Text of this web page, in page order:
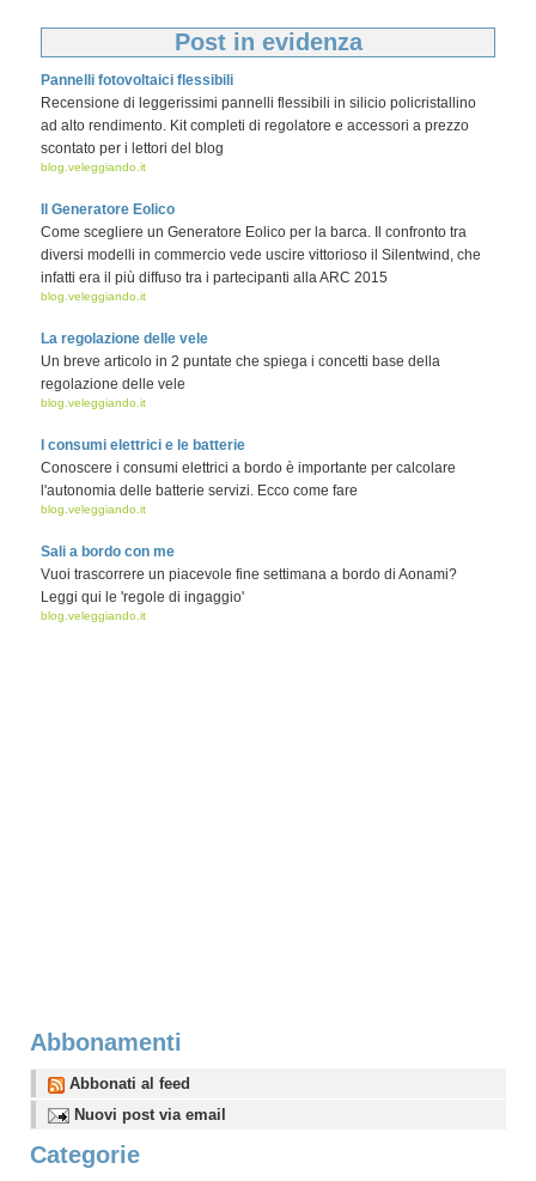
Post in evidenza
Pannelli fotovoltaici flessibili
Recensione di leggerissimi pannelli flessibili in silicio policristallino
ad alto rendimento. Kit completi di regolatore e accessori a prezzo
scontato per i lettori del blog
blog.veleggiando.it
Il Generatore Eolico
Come scegliere un Generatore Eolico per la barca. Il confronto tra
diversi modelli in commercio vede uscire vittorioso il Silentwind, che
infatti era il più diffuso tra i partecipanti alla ARC 2015
blog.veleggiando.it
La regolazione delle vele
Un breve articolo in 2 puntate che spiega i concetti base della
regolazione delle vele
blog.veleggiando.it
I consumi elettrici e le batterie
Conoscere i consumi elettrici a bordo è importante per calcolare
l'autonomia delle batterie servizi. Ecco come fare
blog.veleggiando.it
Sali a bordo con me
Vuoi trascorrere un piacevole fine settimana a bordo di Aonami?
Leggi qui le 'regole di ingaggio'
blog.veleggiando.it
Abbonamenti
Abbonati al feed
Nuovi post via email
Categorie